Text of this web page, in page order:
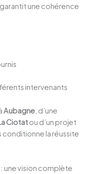
garantit une cohérence
intervenants
Aubagne , d’une
Ciotatou d’un projet
conditionne la réussite
une vision complète